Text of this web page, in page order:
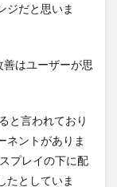
ジだと思いま
はユーザーが思
と言われており
ネントがありま
プレイの下に配
たとしていま